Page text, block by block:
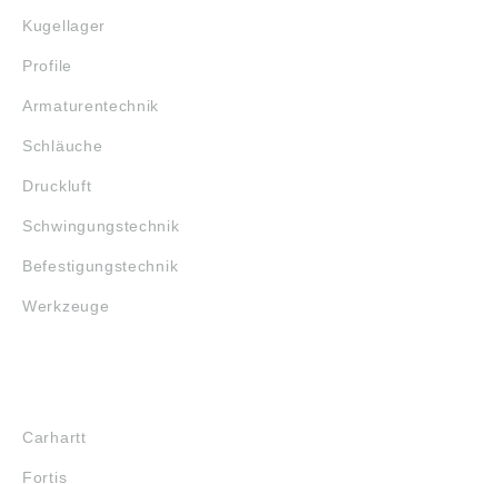
Kugellager
Profile
Armaturentechnik
Schläuche
Druckluft
Schwingungstechnik
Befestigungstechnik
Werkzeuge
Carhartt
Fortis